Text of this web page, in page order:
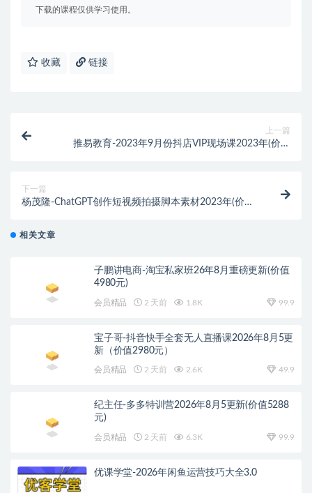
下载的课程仅供学习使用。
收藏 链接
上一篇
推易教育-2023年9月份抖店VIP现场课2023年(价值
下一篇
杨茂隆-ChatGPT创作短视频拍摄脚本素材2023年(价值
相关文章
子鹏讲电商-淘宝私家班26年8月重磅更新(价值
4980元)
会员精品 2 天前 1.8K 99.9
宝子哥-抖音快手全套无人直播课2026年8月5更
新（价值2980元）
会员精品 2 天前 2.6K 49.9
纪主任-多多特训营2026年8月5更新(价值5288
元)
会员精品 2 天前 6.3K 99.9
优课学堂-2026年闲鱼运营技巧大全3.0